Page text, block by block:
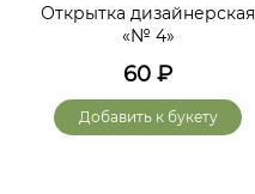
Открытка дизайнерская
«№ 4»
60 ₽
Добавить к букету